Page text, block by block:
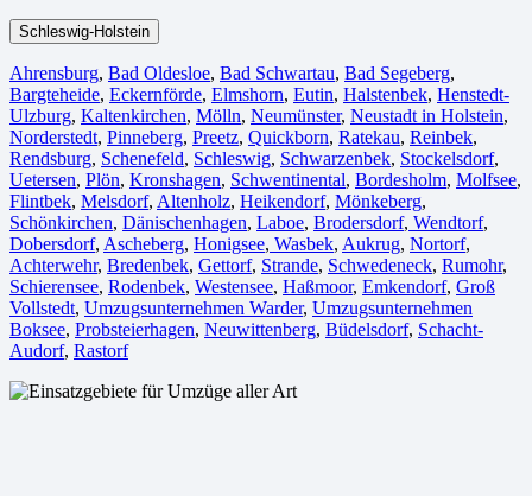
Schleswig-Holstein
Ahrensburg, Bad Oldesloe, Bad Schwartau, Bad Segeberg,
Bargteheide, Eckernförde, Elmshorn, Eutin, Halstenbek, Henstedt-
Ulzburg, Kaltenkirchen, Mölln, Neumünster, Neustadt in Holstein,
Norderstedt, Pinneberg, Preetz, Quickborn, Ratekau, Reinbek,
Rendsburg, Schenefeld, Schleswig, Schwarzenbek, Stockelsdorf,
Uetersen, Plön, Kronshagen, Schwentinental, Bordesholm, Molfsee,
Flintbek, Melsdorf, Altenholz, Heikendorf, Mönkeberg,
Schönkirchen, Dänischenhagen, Laboe, Brodersdorf, Wendtorf,
Dobersdorf, Ascheberg, Honigsee, Wasbek, Aukrug, Nortorf,
Achterwehr, Bredenbek, Gettorf, Strande, Schwedeneck, Rumohr,
Schierensee, Rodenbek, Westensee, Haßmoor, Emkendorf, Groß
Vollstedt, Umzugsunternehmen Warder, Umzugsunternehmen
Boksee, Probsteierhagen, Neuwittenberg, Büdelsdorf, Schacht-
Audorf, Rastorf